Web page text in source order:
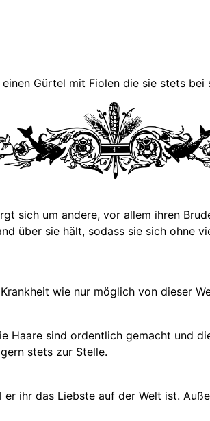
Gürtel mit Fiolen die sie stets bei
sich um andere, vor allem ihren
über sie hält, sodass sie sich ohne
wie nur möglich von dieser
Haare sind ordentlich gemacht und
stets zur Stelle.
ihr das Liebste auf der Welt ist.